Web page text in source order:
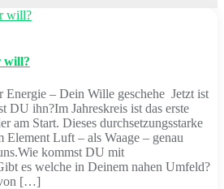
will?
Energie – Dein Wille geschehe Jetzt ist
DU ihn?Im Jahreskreis ist das erste
am Start. Dieses durchsetzungsstarke
Element Luft – als Waage – genau
kommst DU mit
es welche in Deinem nahen Umfeld?
von […]